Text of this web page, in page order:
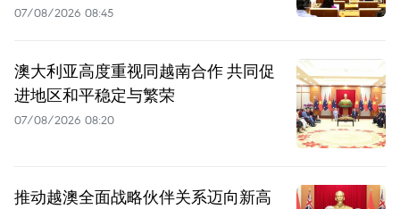
07/08/2026 08:45
澳大利亚高度重视同越南合作 共同促
进地区和平稳定与繁荣
07/08/2026 08:20
推动越澳全面战略伙伴关系迈向新高